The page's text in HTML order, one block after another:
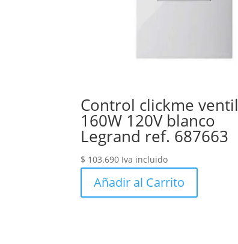
Control clickme ventil
160W 120V blanco
Legrand ref. 687663
$ 103.690 Iva incluido
Añadir al Carrito